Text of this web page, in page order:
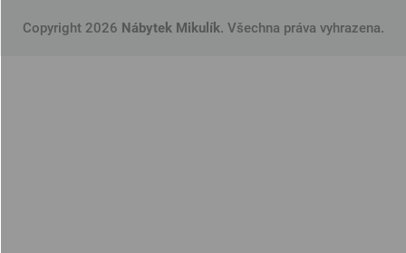
Copyright 2026 Nábytek Mikulík. Všechna práva vyhrazena.